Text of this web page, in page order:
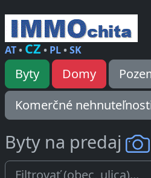
AT• CZ • PL•SK
Byty Domy
Komerčné
Byty na predaj